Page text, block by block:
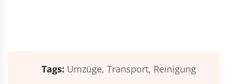
Tags: Umzüge, Transport, Reinigung